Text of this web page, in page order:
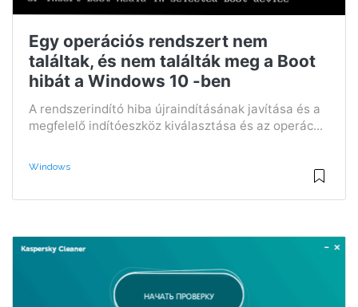
Egy operációs rendszert nem
találtak, és nem találták meg a Boot
hibát a Windows 10 -ben
A rendszerindító hiba újraindításának javítása és a
megfelelő indítóeszköz kiválasztása és az operác...
Windows